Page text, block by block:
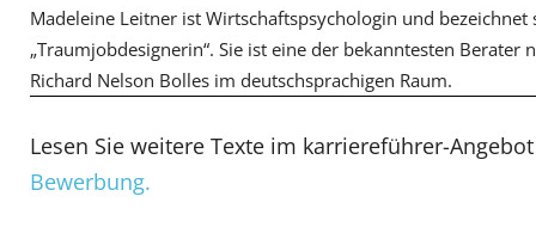
Madeleine Leitner ist Wirtschaftspsychologin und bezeichnet
„Traumjobdesignerin“. Sie ist eine der bekanntesten Berater
Richard Nelson Bolles im deutschsprachigen Raum.
Lesen Sie weitere Texte im karriereführer-
Bewerbung.